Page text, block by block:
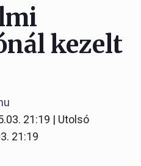
kezelt
21:19 | Utolsó
21:19